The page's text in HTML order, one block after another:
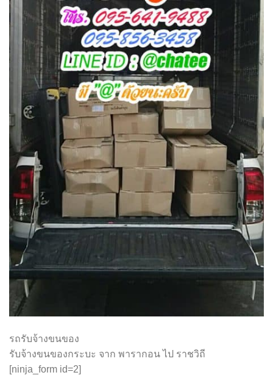
รถรับจ้างขนของ
รับจ้างขนของกระบะ จาก พารากอน ไป ราชวิถี
[ninja_form id=2]